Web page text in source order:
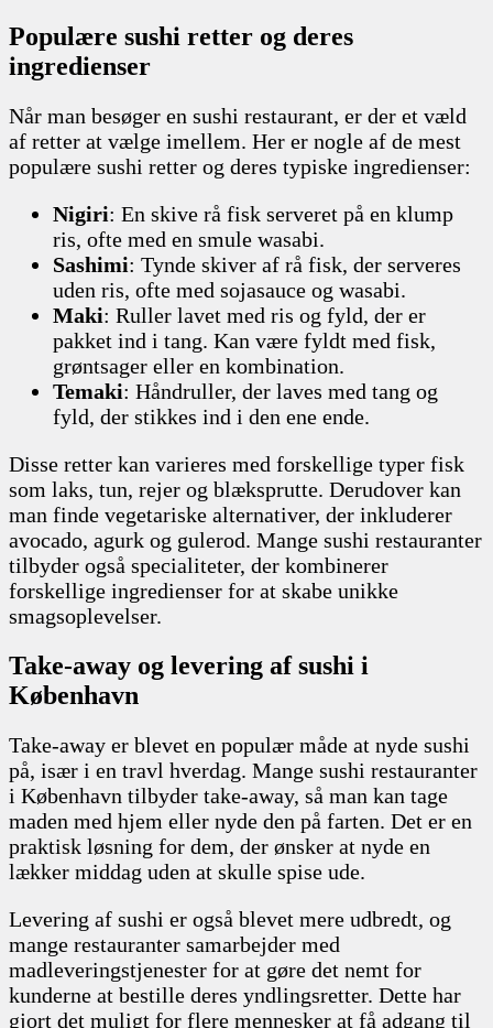
Populære sushi retter og deres
ingredienser
Når man besøger en sushi restaurant, er der et væld
af retter at vælge imellem. Her er nogle af de mest
populære sushi retter og deres typiske ingredienser:
Nigiri: En skive rå fisk serveret på en klump
ris, ofte med en smule wasabi.
Sashimi: Tynde skiver af rå fisk, der serveres
uden ris, ofte med sojasauce og wasabi.
Maki: Ruller lavet med ris og fyld, der er
pakket ind i tang. Kan være fyldt med fisk,
grøntsager eller en kombination.
Temaki: Håndruller, der laves med tang og
fyld, der stikkes ind i den ene ende.
Disse retter kan varieres med forskellige typer fisk
som laks, tun, rejer og blæksprutte. Derudover kan
man finde vegetariske alternativer, der inkluderer
avocado, agurk og gulerod. Mange sushi restauranter
tilbyder også specialiteter, der kombinerer
forskellige ingredienser for at skabe unikke
smagsoplevelser.
Take-away og levering af sushi i
København
Take-away er blevet en populær måde at nyde sushi
på, især i en travl hverdag. Mange sushi restauranter
i København tilbyder take-away, så man kan tage
maden med hjem eller nyde den på farten. Det er en
praktisk løsning for dem, der ønsker at nyde en
lækker middag uden at skulle spise ude.
Levering af sushi er også blevet mere udbredt, og
mange restauranter samarbejder med
madleveringstjenester for at gøre det nemt for
kunderne at bestille deres yndlingsretter. Dette har
gjort det muligt for flere mennesker at få adgang til